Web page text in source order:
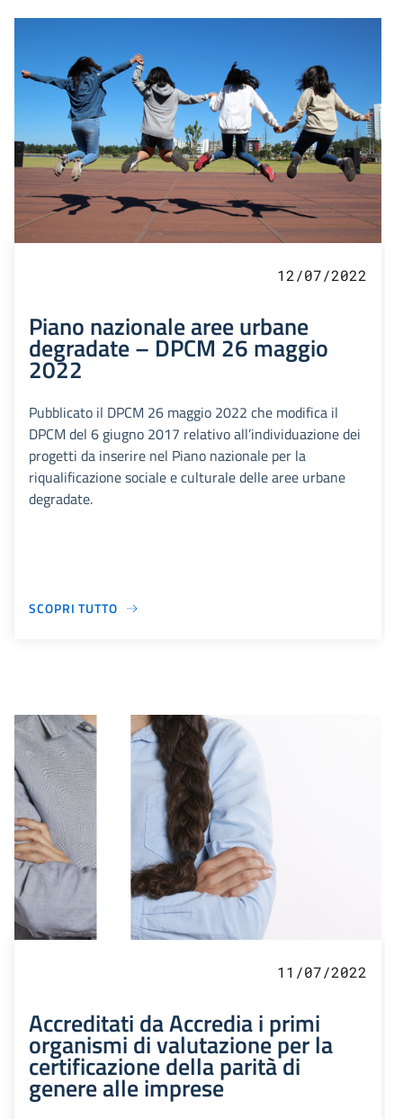
12/07/2022
Piano nazionale aree urbane
degradate – DPCM 26 maggio
2022
Pubblicato il DPCM 26 maggio 2022 che modifica il
DPCM del 6 giugno 2017 relativo all’individuazione dei
progetti da inserire nel Piano nazionale per la
riqualificazione sociale e culturale delle aree urbane
degradate.
SCOPRI TUTTO
11/07/2022
Accreditati da Accredia i primi
organismi di valutazione per la
certificazione della parità di
genere alle imprese